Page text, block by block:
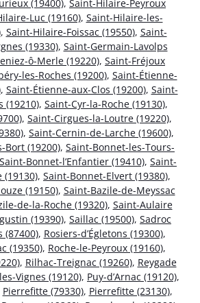
(19400), Saint-Hilaire-Peyroux
Luc (19160), Saint-Hilaire-les-
, Saint-Hilaire-Foissac (19550), Saint-
(19330), Saint-Germain-Lavolps
ô-Merle (19220), Saint-Fréjoux
les-Roches (19200), Saint-Étienne-
, Saint-Étienne-aux-Clos (19200), Saint-
(19210), Saint-Cyr-la-Roche (19130),
, Saint-Cirgues-la-Loutre (19220),
, Saint-Cernin-de-Larche (19600),
Bort (19200), Saint-Bonnet-les-Tours-
Saint-Bonnet-l’Enfantier (19410), Saint-
(19130), Saint-Bonnet-Elvert (19380),
(19150), Saint-Bazile-de-Meyssac
de-la-Roche (19320), Saint-Aulaire
(19390), Saillac (19500), Sadroc
(87400), Rosiers-d’Égletons (19300),
(19350), Roche-le-Peyroux (19160),
, Rilhac-Treignac (19260), Reygade
Vignes (19120), Puy-d’Arnac (19120),
Pierrefitte (79330), Pierrefitte (23130),